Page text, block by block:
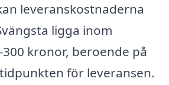
leveranskostnaderna
ligga inom
kronor, beroende på
för leveransen.